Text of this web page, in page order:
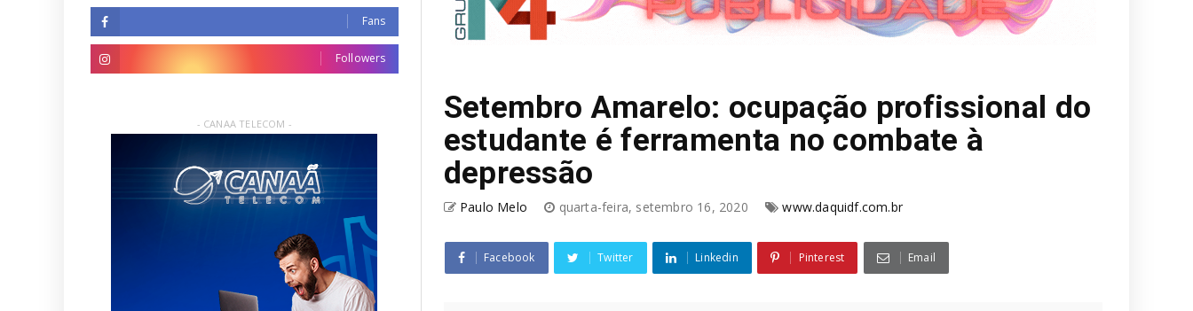
Setembro Amarelo: ocupação profissional do
estudante é ferramenta no combate à
depressão
Paulo Melo quarta-feira, setembro 16, 2020 www.daquidf.com.br
Facebook Twitter Linkedin Pinterest Email
Fans
Followers
- CANAA TELECOM -